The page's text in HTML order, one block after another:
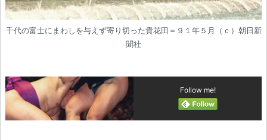
千代の富士にまわしを与えず寄り切った貴花田＝９１年５月（ｃ）朝日新
聞社
Follow me!